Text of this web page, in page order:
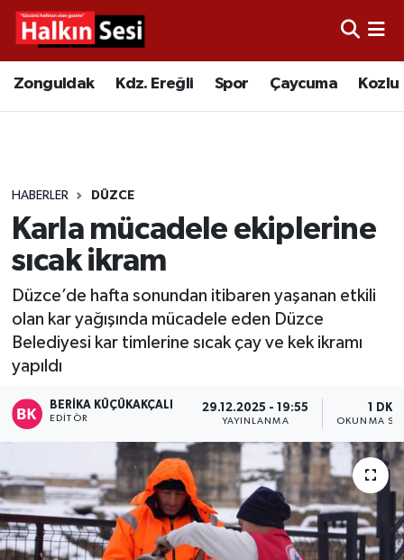
Zonguldak Kdz. Ereğli Spor Çaycuma Kozlu
HABERLER DÜZCE
Karla mücadele ekiplerine
sıcak ikram
Düzce’de hafta sonundan itibaren yaşanan etkili
olan kar yağışında mücadele eden Düzce
Belediyesi kar timlerine sıcak çay ve kek ikramı
yapıldı
BERIKA KÜÇÜKAKÇALI
EDITÖR
29.12.2025 - 19:55
YAYINLANMA
1 DK
OKUNMA
Video
Çaycuma
Alaplı
Asayiş
Bartın
Bolu
ÇEVRE
Merkez Hava Durumu
Tüm Manşetler
Son Dakika Haberleri
Haber Arşivi